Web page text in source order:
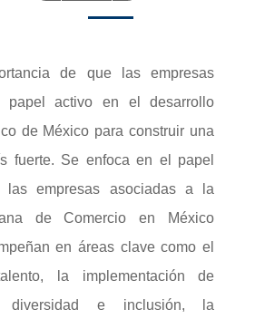
de que las empresas
papel activo en el desarrollo
de México para construir una
fuerte. Se enfoca en el papel
las empresas asociadas a la
de Comercio en México
en áreas clave como el
la implementación de
diversidad e inclusión, la